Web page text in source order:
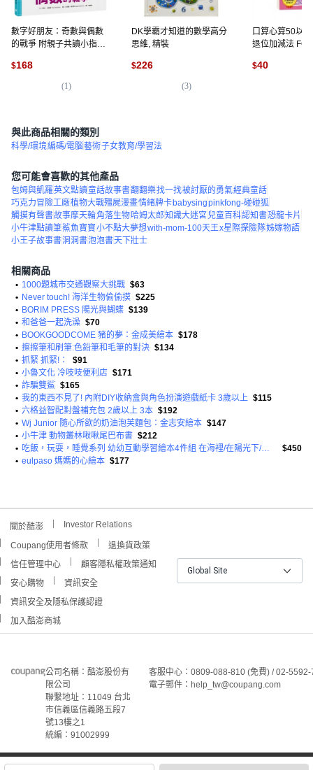
數字好朋友：奇數與偶數
的戰爭 附親子共讀小指南,
$168
(1)
DK學霸才知道的數學高分
思維, 精裝
$226
(3)
口算心算50以
退位加減法
小學
$40
與此商品相關的類別
科學/環境編碼/電腦藝術子女教育/學習法
您可能會喜歡的其他產品
包姆與凱羅英文點讀童話故事書翻翻樂找一找被討厭的勇氣經典童話
巧克力冒險工廠植物大戰殭屍漫畫情緒牌卡babysingpinkfong-碰碰狐
觸摸有聲書故事摩天輪角落生物哈姆太郎知識大迷宮 兒童百科認知書恐龍卡片
小牛津點讀筆鯊魚寶寶小不點大夢想with-mom-100天王x星際探險隊姊嫁物語
小王子故事書洞洞書泡泡書天下壯士
相關商品
• 1000題城市交通觀察大挑戰 $63
• Never touch! 海洋生物偷偷摸 $225
• BORIM PRESS 陽光與蝴蝶 $139
• 和爸爸一起洗澡 $70
• BOOKGOODCOME 豬的夢：金成美繪本 $178
• 擦擦筆和刷筆:色鉛筆和毛筆的對決 $134
• 抓緊 抓緊!：
$91
• 小魯文化 冷吱吱便利店 $171
• 詐騙雙鯊 $165
• 我的東西不見了! 內附DIY收納盒與角色扮演遊戲紙卡 3歲以上 $115
• 六格益智配對盤補充包 2歲以上 3本 $192
• Wj Junior 隨心所欲的奶油泡芙麵包：金志安繪本 $147
• 小牛津 動物叢林啾啾尾巴布書 $212
•
吃飯，玩耍，睡覺系列 幼幼互動學習繪本4件組 在海裡/在陽光下/在森林裡/在農場裡 中英點讀
$450
• eulpaso 媽媽的心繪本 $177
關於酷澎 Investor Relations
Coupang使用者條款
退換貨政策
信任管理中心
顧客隱私權政策通知
安心購物
資訊安全
資訊安全及隱私保護認證
加入酷澎商城
Global Site
公司名稱：酷澎股份有
限公司
聯繫地址：11049 台北
市信義區信義路五段7
號13樓之1
統編：91002999
客服中心：0809-088-810 (免費) / 02-
電子郵件：help_tw@coupang.com
©Coupang Taiwan Co., Ltd. 保留所有權利。